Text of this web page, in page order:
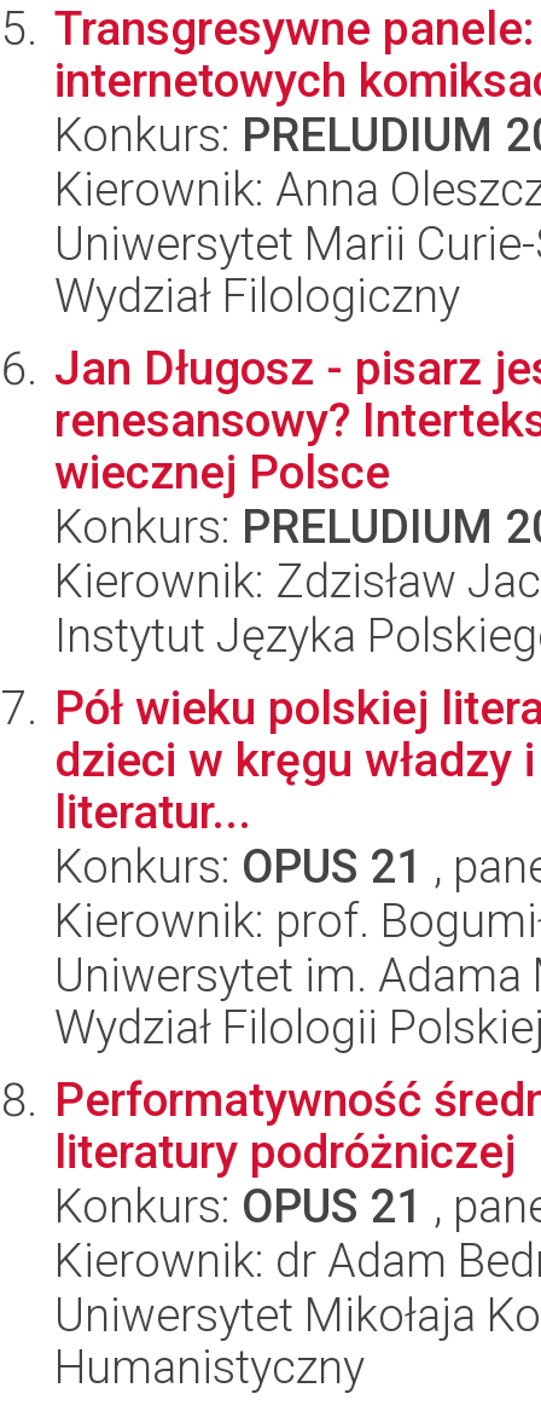
Transgresywne
internetowych
Konkurs: PRELUDIUM
Kierownik: Anna
Uniwersytet Marii
Wydział Filologiczny
Jan Długosz - pisarz
renesansowy?
wiecznej Polsce
Konkurs: PRELUDIUM
Kierownik: Zdzisław
Instytut Języka
Pół wieku polskiej
dzieci w kręgu
literatur...
Konkurs: OPUS 21 ,
Kierownik: prof.
Uniwersytet im.
Wydział Filologii
Performatywność
literatury podróżniczej
Konkurs: OPUS 21 ,
Kierownik: dr Adam
Uniwersytet Mikołaja
Humanistyczny